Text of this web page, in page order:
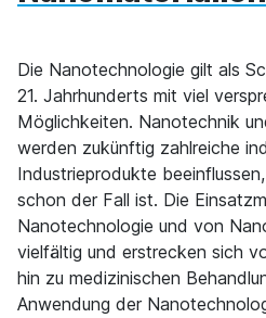
Die Nanotechnologie gilt als
21. Jahrhunderts mit viel
Möglichkeiten. Nanotechnik
werden zukünftig zahlreiche
Industrieprodukte
schon der Fall ist. Die
Nanotechnologie und von
vielfältig und erstrecken sich
hin zu medizinischen
Anwendung der